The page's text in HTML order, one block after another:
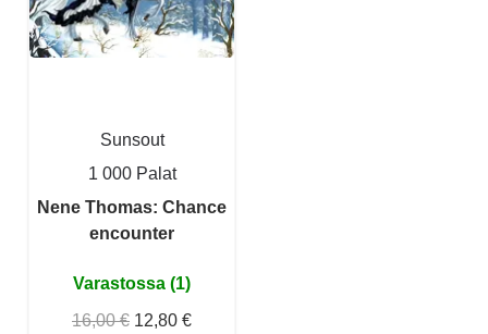
Sunsout
1 000 Palat
Nene Thomas: Chance
encounter
Varastossa (1)
16,00 € 12,80 €